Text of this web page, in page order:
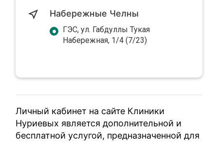
Личный кабинет на сайте Клиники
Нуриевых является дополнительной и
бесплатной услугой, предназначенной для
Набережные Челны
ГЭС, ул. Габдуллы Тукая
Набережная, 1/4 (7/23)